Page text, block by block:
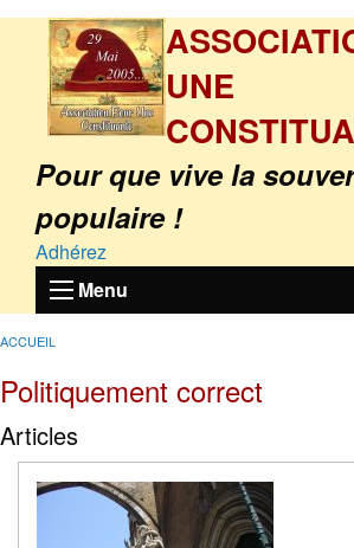
UNE
Pour que vive la
populaire !
Adhérez
Menu
ACCUEIL
Politiquement correct
Articles